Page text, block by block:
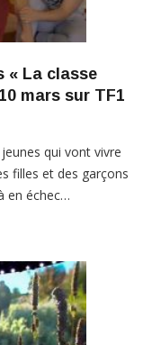
« La classe
mars sur TF1
qui vont vivre
filles et des garçons
en échec…